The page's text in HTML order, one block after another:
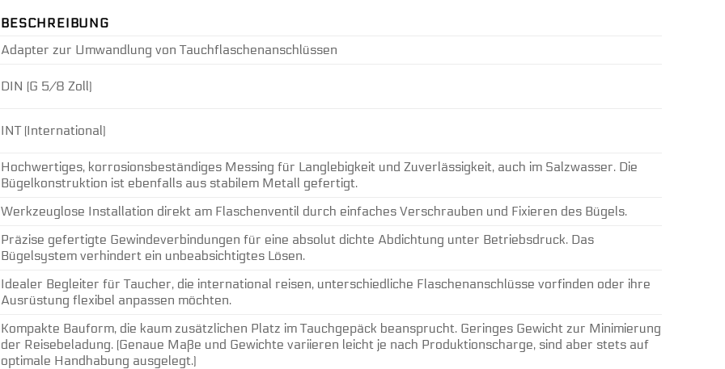
BESCHREIBUNG
Adapter zur Umwandlung von Tauchflaschenanschlüssen
DIN (G 5/8 Zoll)
INT (International)
Hochwertiges, korrosionsbeständiges Messing für Langlebigkeit und Zuverlässigkeit, auch im Salzwasser. Die
Bügelkonstruktion ist ebenfalls aus stabilem Metall gefertigt.
Werkzeuglose Installation direkt am Flaschenventil durch einfaches Verschrauben und Fixieren des Bügels.
Präzise gefertigte Gewindeverbindungen für eine absolut dichte Abdichtung unter Betriebsdruck. Das
Bügelsystem verhindert ein unbeabsichtigtes Lösen.
Idealer Begleiter für Taucher, die international reisen, unterschiedliche Flaschenanschlüsse vorfinden oder ihre
Ausrüstung flexibel anpassen möchten.
Kompakte Bauform, die kaum zusätzlichen Platz im Tauchgepäck beansprucht. Geringes Gewicht zur Minimierung
der Reisebeladung. (Genaue Maße und Gewichte variieren leicht je nach Produktionscharge, sind aber stets auf
optimale Handhabung ausgelegt.)